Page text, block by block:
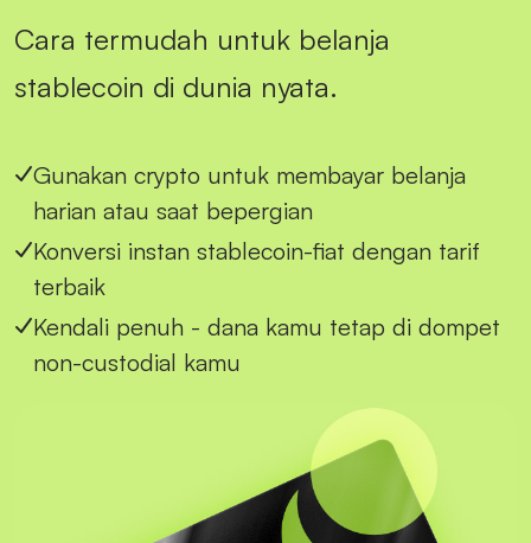
Cara termudah untuk belanja
stablecoin di dunia nyata.
Gunakan crypto untuk membayar belanja
harian atau saat bepergian
Konversi instan stablecoin-fiat dengan tarif
terbaik
Kendali penuh - dana kamu tetap di dompet
non-custodial kamu